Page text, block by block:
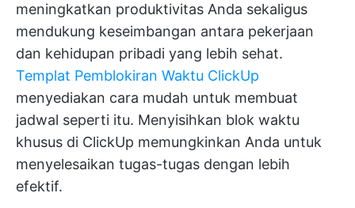
meningkatkan produktivitas Anda sekaligus
mendukung keseimbangan antara pekerjaan
dan kehidupan pribadi yang lebih sehat.
Templat Pemblokiran Waktu ClickUp
menyediakan cara mudah untuk membuat
jadwal seperti itu. Menyisihkan blok waktu
khusus di ClickUp memungkinkan Anda untuk
menyelesaikan tugas-tugas dengan lebih
efektif.